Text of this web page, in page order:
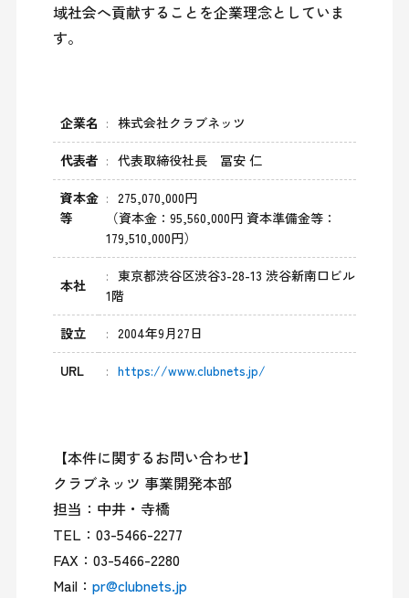
域社会へ貢献することを企業理念としていま
す。
企業名 株式会社クラブネッツ
代表者 代表取締役社長 冨安 仁
資本金
等
275,070,000円
（資本金：95,560,000円 資本準備金等：
179,510,000円）
本社
東京都渋谷区渋谷3-28-13 渋谷新南口ビル
1階
設立 2004年9月27日
URL https://www.clubnets.jp/
【本件に関するお問い合わせ】
クラブネッツ 事業開発本部
担当：中井・寺橋
TEL：03-5466-2277
FAX：03-5466-2280
Mail： pr@clubnets.jp